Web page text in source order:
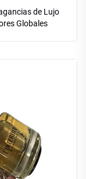
de Lujo
Globales